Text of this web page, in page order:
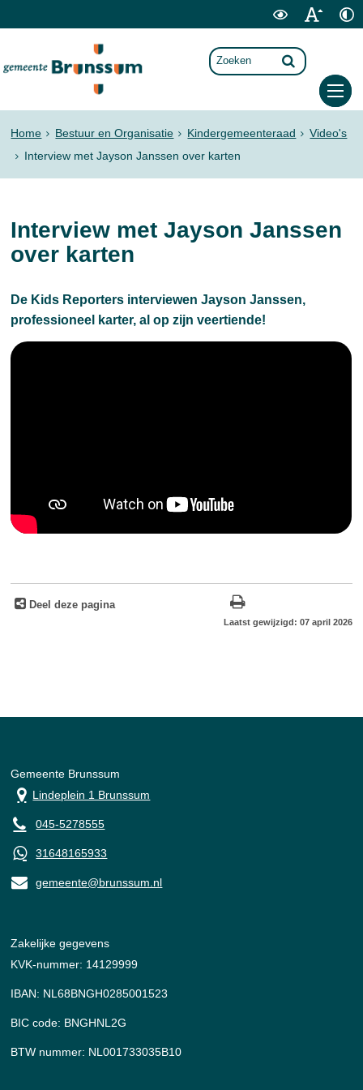
Home Bestuur en Organisatie Kindergemeenteraad
Video's
Interview met Jayson Janssen over karten
Interview met Jayson Janssen
over karten
De Kids Reporters interviewen Jayson Janssen,
professioneel karter, al op zijn veertiende!
Deel deze pagina
Laatst gewijzigd: 07 april 2026
Gemeente Brunssum
Lindeplein 1 Brunssum
045-5278555
31648165933
gemeente@brunssum.nl
Zakelijke gegevens
KVK-nummer: 14129999
IBAN: NL68BNGH0285001523
BIC code: BNGHNL2G
BTW nummer: NL001733035B10